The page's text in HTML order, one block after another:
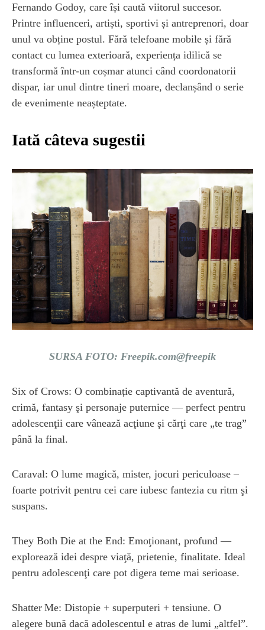
Fernando Godoy, care își caută viitorul succesor.
Printre influenceri, artiști, sportivi și antreprenori, doar
unul va obține postul. Fără telefoane mobile și fără
contact cu lumea exterioară, experiența idilică se
transformă într-un coșmar atunci când coordonatorii
dispar, iar unul dintre tineri moare, declanșând o serie
de evenimente neașteptate.
Iată câteva sugestii
SURSA FOTO: Freepik.com@freepik
Six of Crows: O combinație captivantă de aventură,
crimă, fantasy şi personaje puternice — perfect pentru
adolescenţii care vânează acţiune şi cărţi care „te trag”
până la final.
Caraval: O lume magică, mister, jocuri periculoase –
foarte potrivit pentru cei care iubesc fantezia cu ritm şi
suspans.
They Both Die at the End: Emoţionant, profund —
explorează idei despre viaţă, prietenie, finalitate. Ideal
pentru adolescenţi care pot digera teme mai serioase.
Shatter Me: Distopie + superputeri + tensiune. O
alegere bună dacă adolescentul e atras de lumi „altfel”.